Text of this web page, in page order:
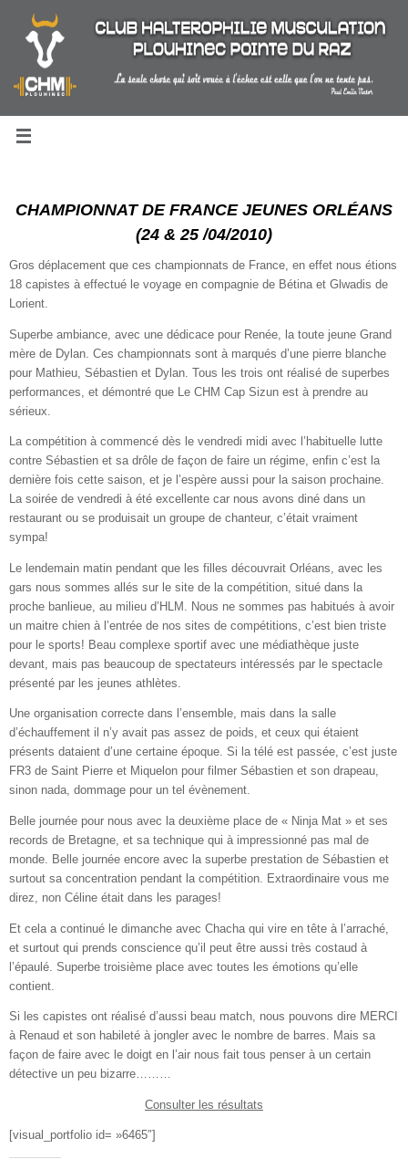
contenu
CHAMPIONNAT DE FRANCE JEUNES ORLÉANS
(24 & 25 /04/2010)
Gros déplacement que ces championnats de France, en effet nous étions
18 capistes à effectué le voyage en compagnie de Bétina et Glwadis de
Lorient.
Superbe ambiance, avec une dédicace pour Renée, la toute jeune Grand
mère de Dylan. Ces championnats sont à marqués d’une pierre blanche
pour Mathieu, Sébastien et Dylan. Tous les trois ont réalisé de superbes
performances, et démontré que Le CHM Cap Sizun est à prendre au
sérieux.
La compétition à commencé dès le vendredi midi avec l’habituelle lutte
contre Sébastien et sa drôle de façon de faire un régime, enfin c’est la
dernière fois cette saison, et je l’espère aussi pour la saison prochaine.
La soirée de vendredi à été excellente car nous avons diné dans un
restaurant ou se produisait un groupe de chanteur, c’était vraiment
sympa!
Le lendemain matin pendant que les filles découvrait Orléans, avec les
gars nous sommes allés sur le site de la compétition, situé dans la
proche banlieue, au milieu d’HLM. Nous ne sommes pas habitués à avoir
un maitre chien à l’entrée de nos sites de compétitions, c’est bien triste
pour le sports! Beau complexe sportif avec une médiathèque juste
devant, mais pas beaucoup de spectateurs intéressés par le spectacle
présenté par les jeunes athlètes.
Une organisation correcte dans l’ensemble, mais dans la salle
d’échauffement il n’y avait pas assez de poids, et ceux qui étaient
présents dataient d’une certaine époque. Si la télé est passée, c’est juste
FR3 de Saint Pierre et Miquelon pour filmer Sébastien et son drapeau,
sinon nada, dommage pour un tel évènement.
Belle journée pour nous avec la deuxième place de « Ninja Mat » et ses
records de Bretagne, et sa technique qui à impressionné pas mal de
monde. Belle journée encore avec la superbe prestation de Sébastien et
surtout sa concentration pendant la compétition. Extraordinaire vous me
direz, non Céline était dans les parages!
Et cela a continué le dimanche avec Chacha qui vire en tête à l’arraché,
et surtout qui prends conscience qu’il peut être aussi très costaud à
l’épaulé. Superbe troisième place avec toutes les émotions qu’elle
contient.
Si les capistes ont réalisé d’aussi beau match, nous pouvons dire MERCI
à Renaud et son habileté à jongler avec le nombre de barres. Mais sa
façon de faire avec le doigt en l’air nous fait tous penser à un certain
détective un peu bizarre………
Consulter les résultats
[visual_portfolio id= »6465″]